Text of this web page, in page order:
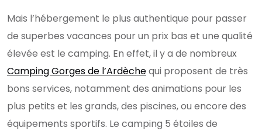
Mais l’hébergement le plus authentique pour passer
de superbes vacances pour un prix bas et une qualité
élevée est le camping. En effet, il y a de nombreux
Camping Gorges de l’Ardèchequi proposent de très
bons services, notamment des animations pour les
plus petits et les grands, des piscines, ou encore des
équipements sportifs. Le camping 5 étoiles de